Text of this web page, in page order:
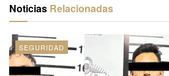
Noticias Relacionadas
SEGURIDAD